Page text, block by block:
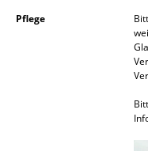
Figuren &
Pflege